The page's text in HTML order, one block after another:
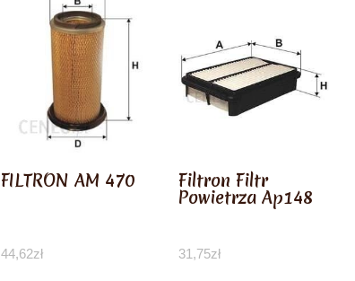
FILTRON AM 470
44,62zł
Filtron Filtr
Powietrza Ap148
31,75zł